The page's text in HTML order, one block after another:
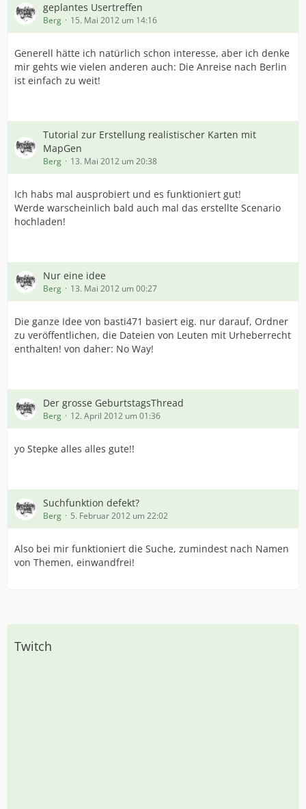
geplantes Usertreffen
Berg 15. Mai 2012 um 14:16
Generell hätte ich natürlich schon interesse, aber ich denke
mir gehts wie vielen anderen auch: Die Anreise nach Berlin
ist einfach zu weit!
Tutorial zur Erstellung realistischer Karten mit
MapGen
Berg 13. Mai 2012 um 20:38
Ich habs mal ausprobiert und es funktioniert gut!
Werde warscheinlich bald auch mal das erstellte Scenario
hochladen!
Nur eine idee
Berg 13. Mai 2012 um 00:27
Die ganze Idee von basti471 basiert eig. nur darauf, Ordner
zu veröffentlichen, die Dateien von Leuten mit Urheberrecht
enthalten! von daher: No Way!
Der grosse GeburtstagsThread
Berg 12. April 2012 um 01:36
yo Stepke alles alles gute!!
Suchfunktion defekt?
Berg 5. Februar 2012 um 22:02
Also bei mir funktioniert die Suche, zumindest nach Namen
von Themen, einwandfrei!
Twitch